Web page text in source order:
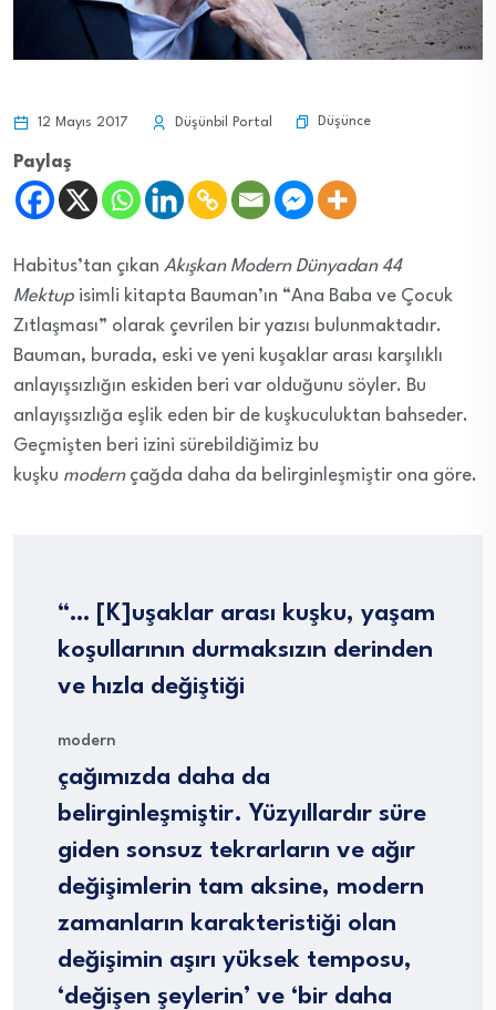
12 Mayıs 2017 Düşünbil Portal Düşünce
Paylaş
Habitus’tan çıkan Akışkan Modern Dünyadan 44
Mektup isimli kitapta Bauman’ın “Ana Baba ve Çocuk
Zıtlaşması” olarak çevrilen bir yazısı bulunmaktadır.
Bauman, burada, eski ve yeni kuşaklar arası karşılıklı
anlayışsızlığın eskiden beri var olduğunu söyler. Bu
anlayışsızlığa eşlik eden bir de kuşkuculuktan bahseder.
Geçmişten beri izini sürebildiğimiz bu
kuşku modern çağda daha da belirginleşmiştir ona göre.
“… [K]uşaklar arası kuşku, yaşam
koşullarının durmaksızın derinden
ve hızla değiştiği
modern
çağımızda daha da
belirginleşmiştir. Yüzyıllardır süre
giden sonsuz tekrarların ve ağır
değişimlerin tam aksine, modern
zamanların karakteristiği olan
değişimin aşırı yüksek temposu,
‘değişen şeylerin’ ve ‘bir daha